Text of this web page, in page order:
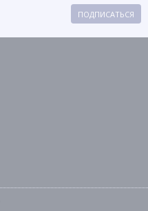
ПОДПИСАТЬСЯ